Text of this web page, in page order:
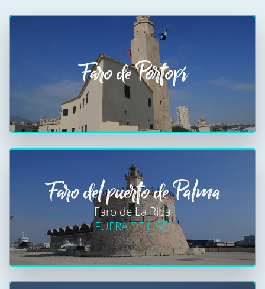
Faro de Portopí
Faro del puerto de Palma
Faro de La Riba
FUERA DE USO